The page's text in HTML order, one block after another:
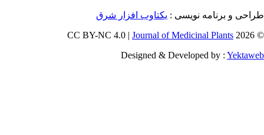
و برنامه نویسی :یکتاوب افزار شرق
Journal of Medicinal Plants
Designed & Developed by :